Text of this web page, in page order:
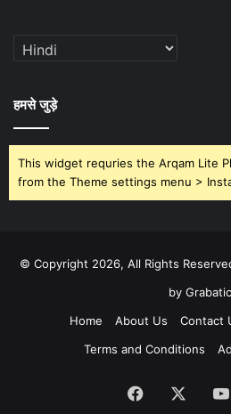
हमसे जुड़े
This widget requries the Arqam Lite
from the Theme settings menu >
© Copyright 2026, All Rights
by Grabatic
Home
About Us Contact
Terms and Conditions
Facebook